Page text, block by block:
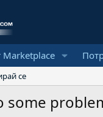
Marketplace
се
some